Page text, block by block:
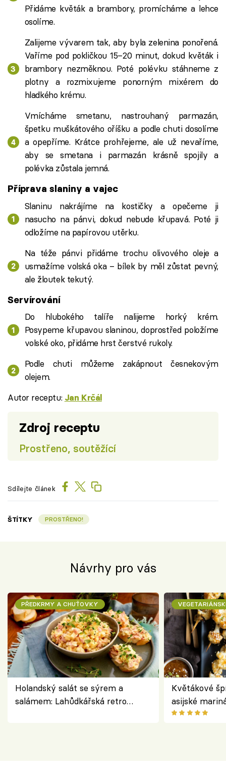
Přidáme květák a brambory, promícháme a lehce
osolíme.
Zalijeme vývarem tak, aby byla zelenina ponořená.
Vaříme pod pokličkou 15–20 minut, dokud květák i
brambory nezměknou. Poté polévku stáhneme z
plotny a rozmixujeme ponorným mixérem do
hladkého krému.
Vmícháme smetanu, nastrouhaný parmazán,
špetku muškátového oříšku a podle chuti dosolíme
a opepříme. Krátce prohřejeme, ale už nevaříme,
aby se smetana i parmazán krásně spojily a
polévka zůstala jemná.
Příprava slaniny a vajec
Slaninu nakrájíme na kostičky a opečeme ji
nasucho na pánvi, dokud nebude křupavá. Poté ji
odložíme na papírovou utěrku.
Na téže pánvi přidáme trochu olivového oleje a
usmažíme volská oka – bílek by měl zůstat pevný,
ale žloutek tekutý.
Servírování
Do hlubokého talíře nalijeme horký krém.
Posypeme křupavou slaninou, doprostřed položíme
volské oko, přidáme hrst čerstvé rukoly.
Podle chuti můžeme zakápnout česnekovým
olejem.
Autor receptu: Jan Krčál
Zdroj receptu
Prostřeno, soutěžící
Sdílejte článek
ŠTÍTKY PROSTŘENO!
Návrhy pro vás
PŘEDKRMY A CHUŤOVKY
Holandský salát se sýrem a
salámem: Lahůdkářská retro
Květákové
asijské
chuťovka z